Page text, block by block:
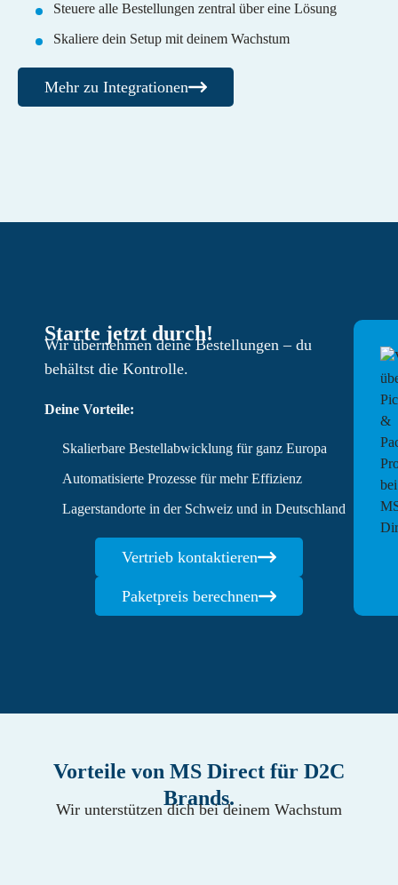
Steuere alle Bestellungen zentral über eine Lösung
Skaliere dein Setup mit deinem Wachstum
Mehr zu Integrationen
Starte jetzt durch!
Wir übernehmen deine Bestellungen – du
behältst die Kontrolle.
Deine Vorteile:
Skalierbare Bestellabwicklung für ganz Europa
Automatisierte Prozesse für mehr Effizienz
Lagerstandorte in der Schweiz und in Deutschland
Vertrieb kontaktieren
Paketpreis berechnen
Vorteile von MS Direct für D2C
Brands.
Wir unterstützen dich bei deinem Wachstum